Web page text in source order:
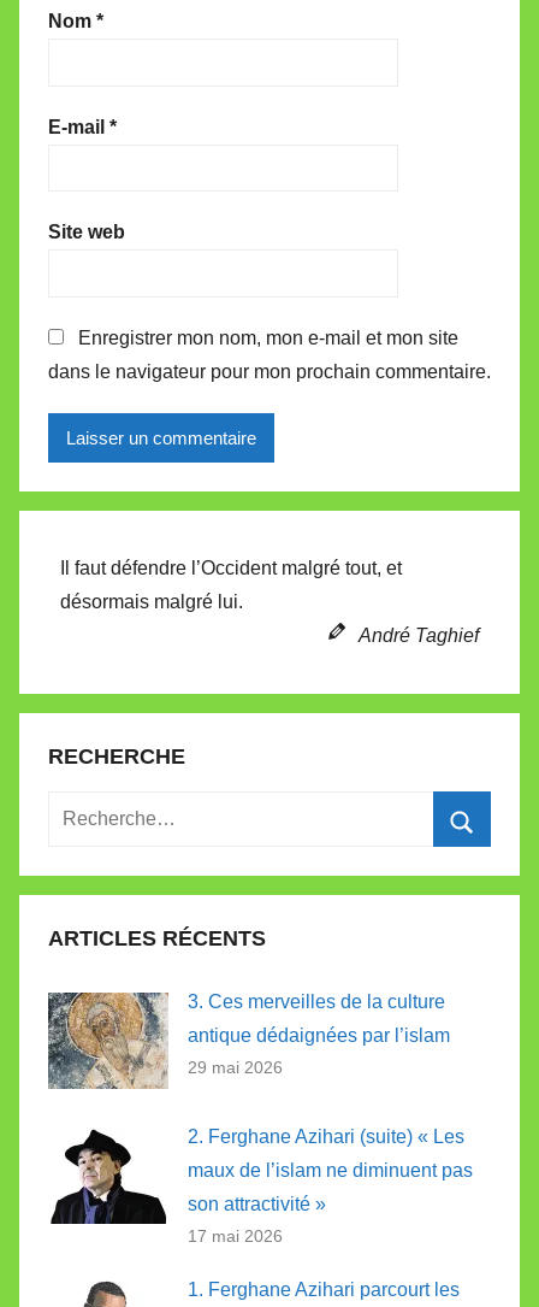
Nom *
E-mail *
Site web
Enregistrer mon nom, mon e-mail et mon site
dans le navigateur pour mon prochain commentaire.
Il faut défendre l’Occident malgré tout, et
désormais malgré lui.
André Taghief
RECHERCHE
Recherche
:
ARTICLES RÉCENTS
3. Ces merveilles de la culture
antique dédaignées par l’islam
29 mai 2026
2. Ferghane Azihari (suite) « Les
maux de l’islam ne diminuent pas
son attractivité »
17 mai 2026
1. Ferghane Azihari parcourt les